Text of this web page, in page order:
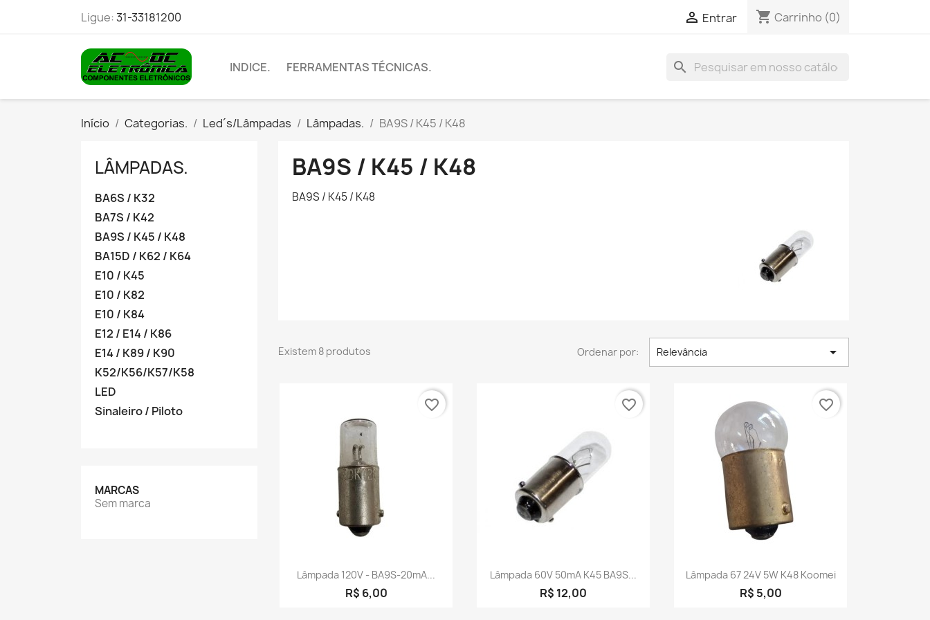
Ligue:31-33181200  Entrar shopping_cart Carrinho (0)
search
INDICE. FERRAMENTAS TÉCNICAS.
Início Categorias. Led´s/Lâmpadas Lâmpadas. BA9S / K45 / K48
LÂMPADAS.
BA6S / K32
BA7S / K42
BA9S / K45 / K48
BA15D / K62 / K64
E10 / K45
E10 / K82
E10 / K84
E12 / E14 / K86
E14 / K89 / K90
K52/K56/K57/K58
LED
Sinaleiro / Piloto
MARCAS
Sem marca
BA9S / K45 / K48
BA9S / K45 / K48
Existem 8 produtos Ordenar por: Relevância 
Visualização rápida
Lâmpada 120V - BA9S-20mA...
R$ 6,00
favorite_border
Visualização rápida
Lâmpada 60V 50mA K45 BA9S...
R$ 12,00
favorite_border
Visualização rápida
Lâmpada 67 24V 5W K48 Koomei
R$ 5,00
favorite_border